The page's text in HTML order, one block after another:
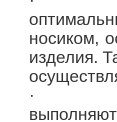
носиком,
изделия.
·